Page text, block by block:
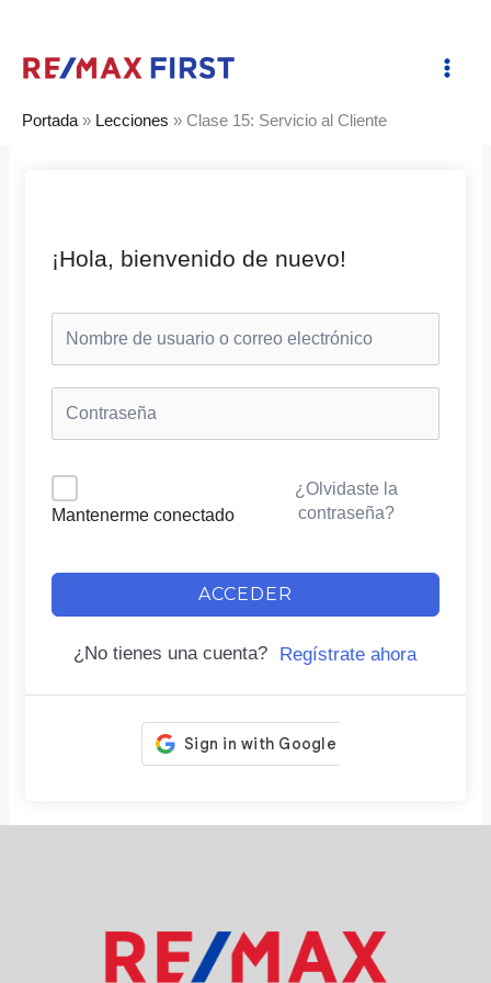
contenido
Portada » Lecciones » Clase 15: Servicio al Cliente
¡Hola, bienvenido de nuevo!
Mantenerme conectado
¿Olvidaste la
contraseña?
ACCEDER
¿No tienes una cuenta? Regístrate ahora